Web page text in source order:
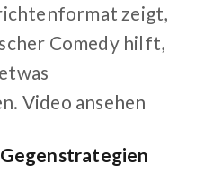
zeigt,
Comedy hilft,
Video ansehen